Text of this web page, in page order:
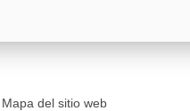
Mapa del sitio web